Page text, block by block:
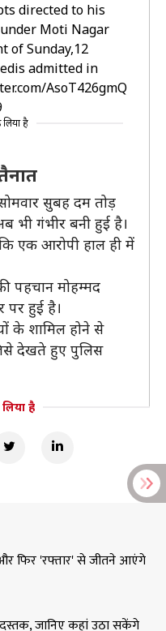
directed to his
Moti Nagar
of Sunday,12
admitted in
AsoT426gmQ
है
सुबह दम तोड़
भी गंभीर बनी हुई है।
एक आरोपी हाल ही में
पहचान मोहम्मद
हुई है।
के शामिल होने से
देखते हुए पुलिस
है
और फिर 'रफ्तार' से जीतने आएंगे
जानिए कहां उठा सकेंगे